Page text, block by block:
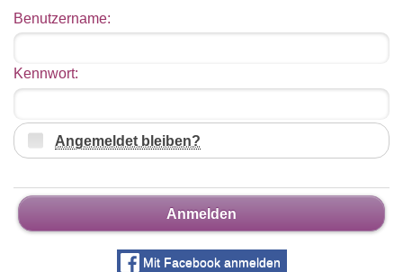
Benutzername:
Kennwort:
Angemeldet bleiben?
Anmelden
Mit Facebook anmelden